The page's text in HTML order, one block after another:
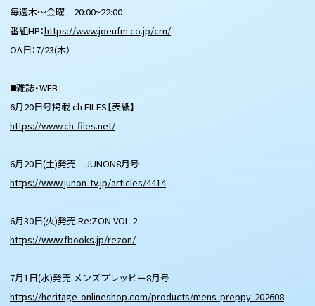
毎週木〜金曜 20:00~22:00
番組HP：https://www.joeufm.co.jp/crn/
OA日：7/23(木）
◼️雑誌・WEB
6月20日号掲載 ch FILES【表紙】
https://www.ch-files.net/
6月20日(土)発売 JUNON8月号
https://www.junon-tv.jp/articles/4414
6月30日(火)発売 Re:ZON VOL.2
https://www.fbooks.jp/rezon/
7月1日(水)発売 メンズプレッピー8月号
https://heritage-onlineshop.com/products/mens-preppy-202608